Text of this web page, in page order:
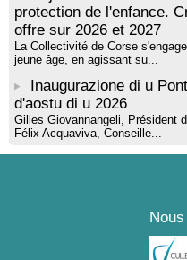
protection de l'enfance.
offre sur 2026 et 2027
La Collectivité de Corse
jeune âge, en agissant su...
Inaugurazione di u
d'aostu di u 2026
Gilles Giovannangeli, Président
Félix Acquaviva, Conseille...